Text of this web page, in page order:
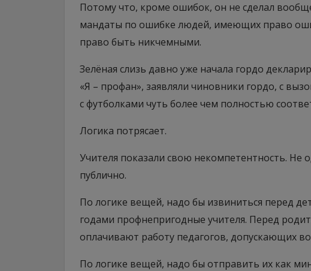
Потому что, кроме ошибок, он не сделал
мандаты по ошибке людей, имеющих право
право быть никчемными.
Зелёная слизь давно уже начала гордо
«Я – профан», заявляли чиновники гордо, с
с футболками чуть более чем полностью
Логика потрясает.
Учителя показали свою некомпетентность. Не
публично.
По логике вещей, надо бы извиниться перед
годами профнепригодные учителя. Перед
оплачивают работу педагогов, допускающих
По логике вещей, надо бы отправить их как